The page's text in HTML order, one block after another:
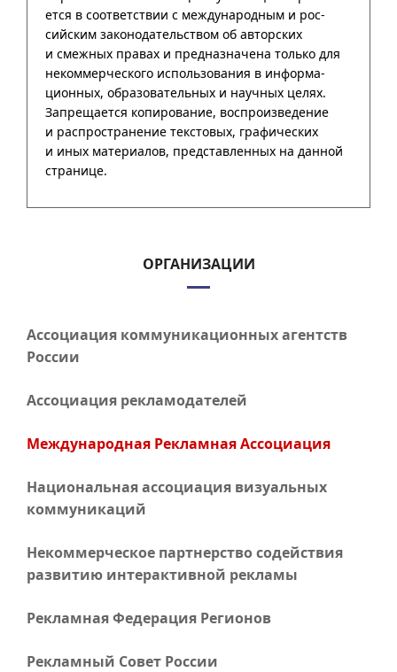
ОРГАНИЗАЦИИ
Ассоциация коммуникационных агентств
России
Ассоциация рекламодателей
Международная Рекламная Ассоциация
Национальная ассоциация визуальных
коммуникаций
Некоммерческое партнерство содействия
развитию интерактивной рекламы
Рекламная Федерация Регионов
Рекламный Совет России